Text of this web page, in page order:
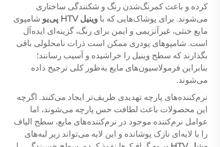
کرده و باعث کمرنگ‌شدن رنگ و شکنندگی ساختاری
می‌شوند. برای پوشاک‌هایی که با وینیل HTV پی‌یو
شامپوی
مایع خنثی، غیرآنزیمی و ایمن برای رنگ، گزینه‌ای ایده‌آل
است. شامپوهای پودری ممکن است ذرات نامحلولی باقی
بگذارند که سطح وینیل را خراشیده و آسیب رسانند؛
بنابراین فرمولاسیون‌های مایع به‌طور کلی ترجیح داده
می‌شوند.
نرم‌کننده‌های پارچه تهدیدی ظریف‌تر ایجاد می‌کنند. اگرچه
این محصولات باعث لطافت حس پارچه می‌شوند، اما
عوامل نرم‌کننده موجود در نرم‌کننده‌های مایع، سطح الیاف
را با لایه‌ای نازک پوشانده و این لایه می‌تواند زیر لبه‌های